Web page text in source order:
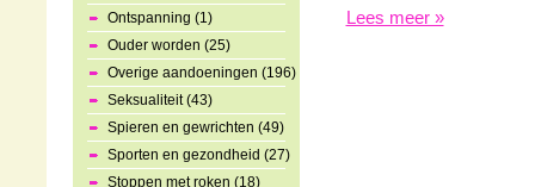
Ontspanning (1)
Ouder worden (25)
Overige aandoeningen (196)
Seksualiteit (43)
Spieren en gewrichten (49)
Sporten en gezondheid (27)
Stoppen met roken (18)
Lees meer »